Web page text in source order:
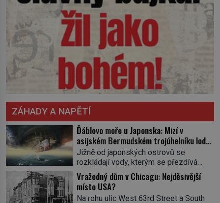
ZÁHADY A NAPĚTÍ
Ďáblovo moře u Japonska: Mizí v
asijském Bermudském trojúhelníku lodě
ve spárech neznámé síly?
Jižně od japonských ostrovů se
rozkládají vody, kterým se přezdívá
Ďáblovo moře. Vypráví se o lodích
mizejících beze stopy, podivných
světlech, zrádných proudech i mořských
Vražedný dům v Chicagu: Nejděsivější
místo USA?
Na rohu ulic West 63rd Street a South